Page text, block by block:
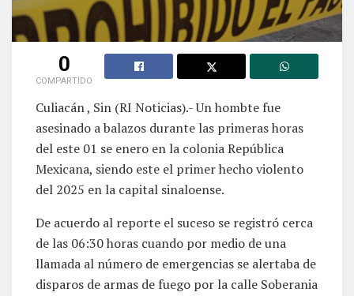
0
COMPARTIDO
Culiacán , Sin (RI Noticias).- Un hombte fue
asesinado a balazos durante las primeras horas
del este 01 se enero en la colonia República
Mexicana, siendo este el primer hecho violento
del 2025 en la capital sinaloense.
De acuerdo al reporte el suceso se registró cerca
de las 06:30 horas cuando por medio de una
llamada al número de emergencias se alertaba de
disparos de armas de fuego por la calle Soberania